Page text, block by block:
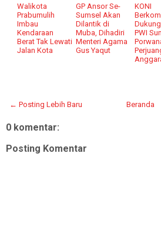
Walikota
Prabumulih
Imbau
Kendaraan
Berat Tak Lewati
Jalan Kota
GP Ansor Se-
Sumsel Akan
Dilantik di
Muba, Dihadiri
Menteri Agama
Gus Yaqut
KONI
PWI
← Posting Lebih Baru Beranda
0 komentar:
Posting Komentar